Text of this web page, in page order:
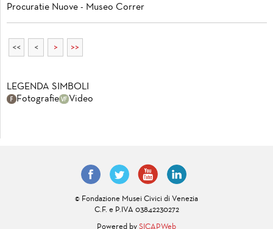
Procuratie Nuove - Museo Correr
<< < > >>
LEGENDA SIMBOLI
Fotografie
Video
© Fondazione Musei Civici di Venezia
C.F. e P.IVA 03842230272
Powered by SICAPWeb